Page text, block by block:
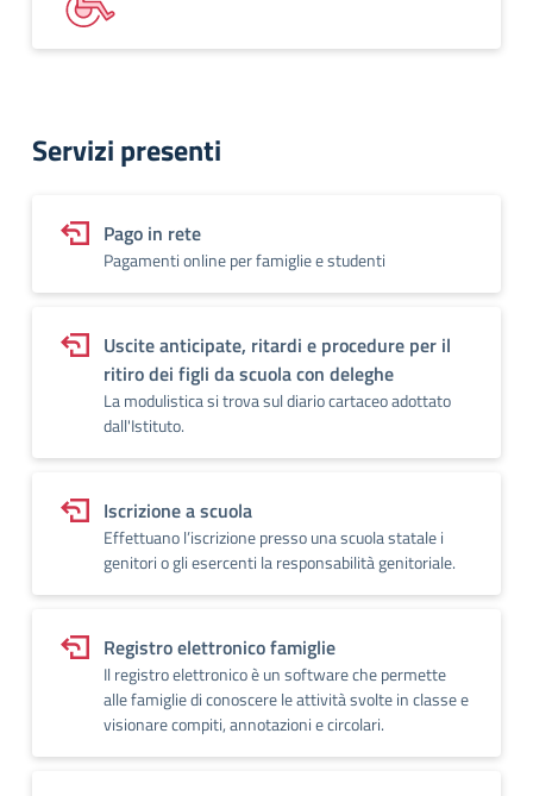
Servizi presenti
Pago in rete
Pagamenti online per famiglie e studenti
Uscite anticipate, ritardi e procedure per il
ritiro dei figli da scuola con deleghe
La modulistica si trova sul diario cartaceo adottato
dall'Istituto.
Iscrizione a scuola
Effettuano l’iscrizione presso una scuola statale i
genitori o gli esercenti la responsabilità genitoriale.
Registro elettronico famiglie
Il registro elettronico è un software che permette
alle famiglie di conoscere le attività svolte in classe e
visionare compiti, annotazioni e circolari.